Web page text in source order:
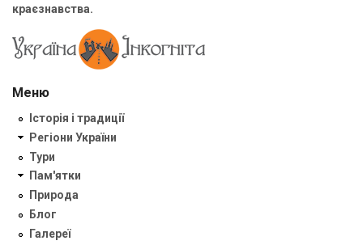
краєзнавства.
Меню
Історія і традиції
Регіони України
Тури
Пам'ятки
Природа
Блог
Галереї